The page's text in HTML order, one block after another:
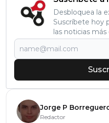
Desbloquea la
Suscríbete hoy
las noticias
Jorge P
Redactor